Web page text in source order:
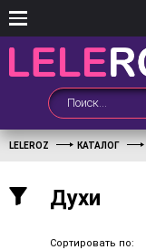
LELEROZ КАТАЛОГ
Духи
Сортировать по: